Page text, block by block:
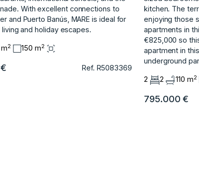
With excellent connections to
and Puerto Banús, MARE is ideal for
and holiday escapes.
2 150 m2
Ref. R5083369
kitchen. The
enjoying those
apartments ‌in
‌€825,000 ‌so
‌apartment in
‌underground
2 2 110 m2
795.000 €